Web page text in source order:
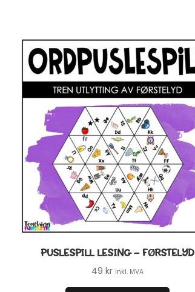
PUSLESPILL LESING – FØRSTELYD
49kr inkl. MVA